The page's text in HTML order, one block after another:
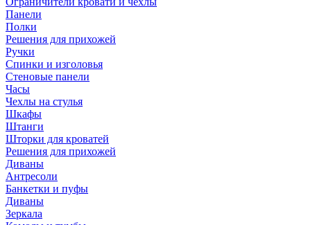
Панели
Полки
Решения для прихожей
Ручки
Спинки и изголовья
Стеновые панели
Часы
Чехлы на стулья
Шкафы
Штанги
Шторки для кроватей
Решения для прихожей
Диваны
Антресоли
Банкетки и пуфы
Диваны
Зеркала